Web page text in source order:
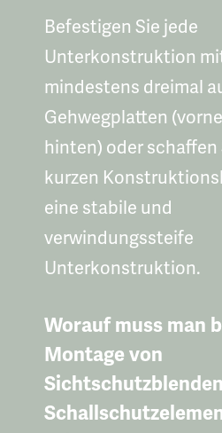
Befestigen Sie jede
Unterkonstruktion
mindestens dreimal
Gehwegplatten
hinten) oder schaffen
kurzen
eine stabile und
verwindungssteife
Unterkonstruktion.
Worauf muss man
Montage von